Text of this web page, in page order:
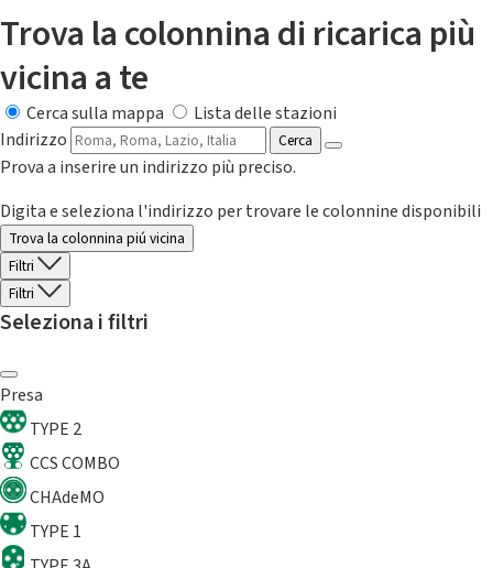
Trova la colonnina di ricarica più
vicina a te
Cerca sulla mappa
Lista delle stazioni
Indirizzo
Cerca
Prova a inserire un indirizzo più preciso.
Digita e seleziona l'indirizzo per trovare le colonnine disponibili
Trova la colonnina piú vicina
Filtri
Filtri
Seleziona i filtri
Presa
TYPE 2
CCS COMBO
CHAdeMO
TYPE 1